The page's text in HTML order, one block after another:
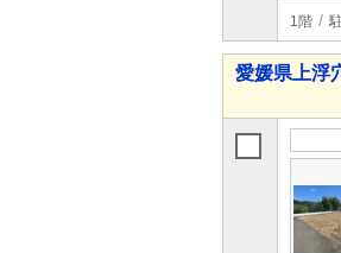
1階
愛媛県上浮